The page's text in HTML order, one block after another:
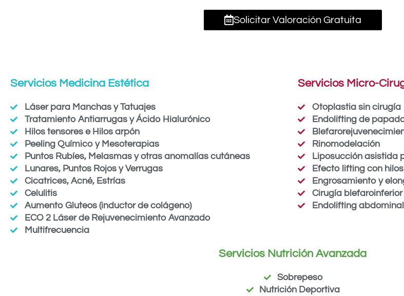
Solicitar Valoración Gratuita
Servicios Medicina Estética
Láser para Manchas y Tatuajes
Tratamiento Antiarrugas y Ácido Hialurónico
Hilos tensores e Hilos arpón
Peeling Químico y Mesoterapias
Puntos Rubíes, Melasmas y otras anomalías cutáneas
Lunares, Puntos Rojos y Verrugas
Cicatrices, Acné, Estrías
Celulitis
Aumento Gluteos (inductor de colágeno)
ECO 2 Láser de Rejuvenecimiento Avanzado
Multifrecuencia
Servicios Micro-
Otoplastia sin cirugía
Endolifting de
Rinomodelación
Liposucción asistida
Efecto lifting con
Engrosamiento y
Cirugía
Endolifting
Servicios Nutrición Avanzada
Sobrepeso
Nutrición Deportiva